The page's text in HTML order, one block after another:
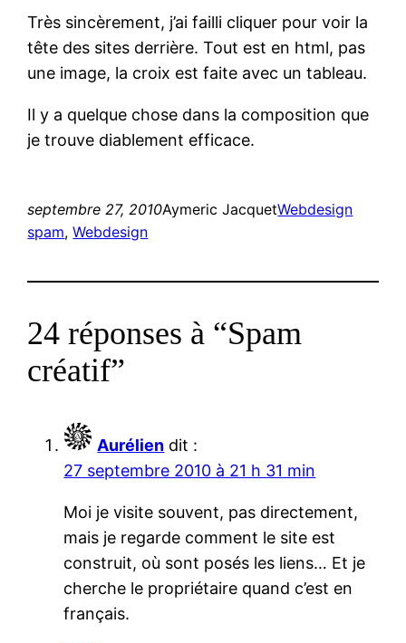
Très sincèrement, j’ai failli cliquer pour voir la
tête des sites derrière. Tout est en html, pas
une image, la croix est faite avec un tableau.
Il y a quelque chose dans la composition que
je trouve diablement efficace.
septembre 27, 2010Aymeric JacquetWebdesign
spam, Webdesign
24 réponses à “Spam
créatif”
Aurélien dit :
27 septembre 2010 à 21 h 31 min
Moi je visite souvent, pas directement,
mais je regarde comment le site est
construit, où sont posés les liens… Et je
cherche le propriétaire quand c’est en
français.